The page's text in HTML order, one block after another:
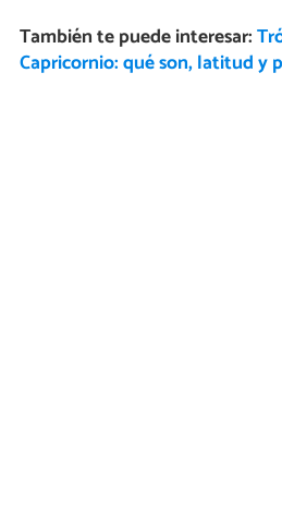
También te puede interesar:
Capricornio: qué son, latitud y